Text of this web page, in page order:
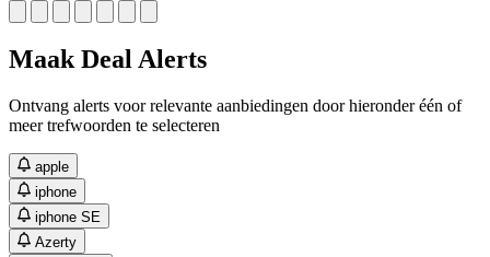
Maak Deal Alerts
Ontvang alerts voor relevante aanbiedingen door hieronder één of
meer trefwoorden te selecteren
apple
iphone
iphone SE
Azerty